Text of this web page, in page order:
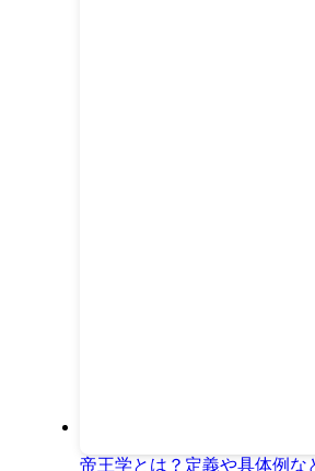
帝王学とは？定義や具体例な